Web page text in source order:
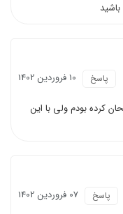
10 فروردين 1402 پاسخ
کرده بودم ولی با این
07 فروردين 1402 پاسخ